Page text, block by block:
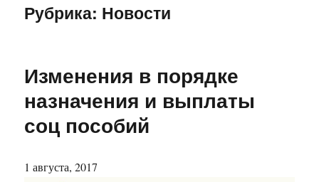
Рубрика: Новости
Изменения в порядке
назначения и выплаты
соц пособий
1 августа, 2017